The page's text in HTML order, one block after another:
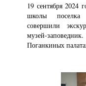
19 сентября 2024
школы поселка
совершили
музей-
Поганкиных